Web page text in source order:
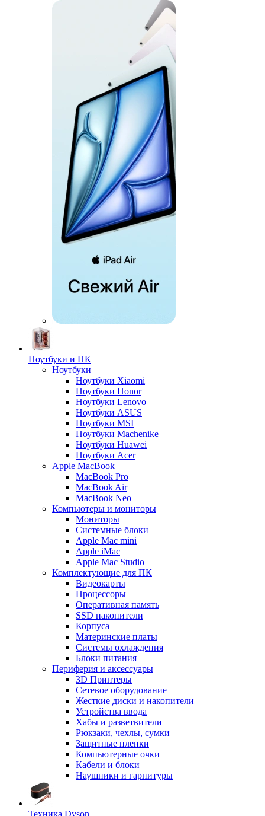
Ноутбуки и ПК
Ноутбуки
Ноутбуки Xiaomi
Ноутбуки Honor
Ноутбуки Lenovo
Ноутбуки ASUS
Ноутбуки MSI
Ноутбуки Machenike
Ноутбуки Huawei
Ноутбуки Acer
Apple MacBook
MacBook Pro
MacBook Air
MacBook Neo
Компьютеры и мониторы
Мониторы
Системные блоки
Apple Mac mini
Apple iMac
Apple Mac Studio
Комплектующие для ПК
Видеокарты
Процессоры
Оперативная память
SSD накопители
Корпуса
Материнские платы
Системы охлаждения
Блоки питания
Периферия и аксессуары
3D Принтеры
Сетевое оборудование
Жесткие диски и накопители
Устройства ввода
Хабы и разветвители
Рюкзаки, чехлы, сумки
Защитные пленки
Компьютерные очки
Кабели и блоки
Наушники и гарнитуры
Техника Dyson